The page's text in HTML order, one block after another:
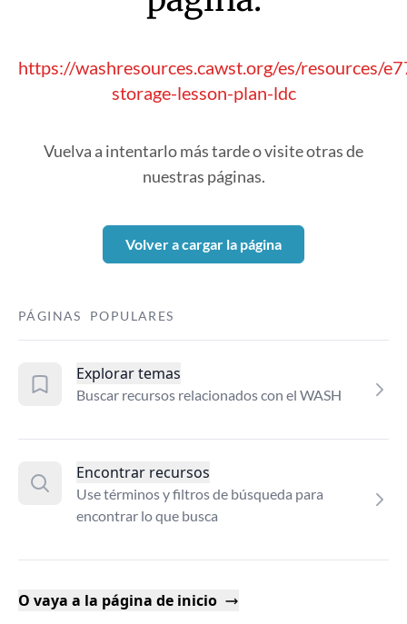
https://washresources.cawst.org/es/resources/
storage-lesson-plan-ldc
Vuelva a intentarlo más tarde o visite otras de
nuestras páginas.
Volver a cargar la página
PÁGINAS POPULARES
Explorar temas
Buscar recursos relacionados con el WASH
Encontrar recursos
Use términos y filtros de búsqueda para
encontrar lo que busca
O vaya a la página de inicio